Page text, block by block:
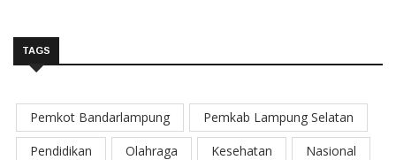
TAGS
Pemkot Bandarlampung
Pemkab Lampung Selatan
Pendidikan
Olahraga Kesehatan
Nasional